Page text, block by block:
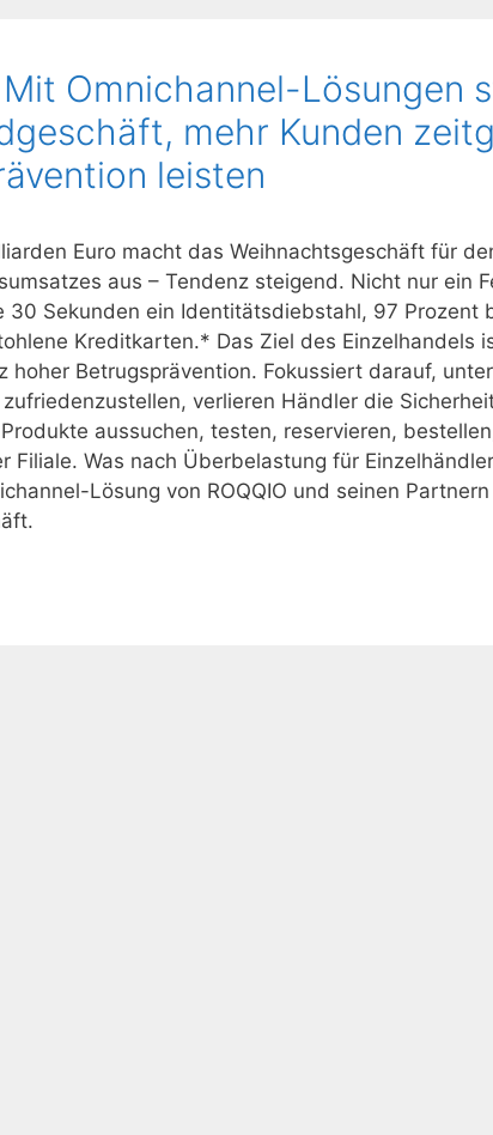
Mit Omnichannel-Lösungen
mehr Kunden
leisten
Euro macht das Weihnachtsgeschäft für
aus – Tendenz steigend. Nicht nur ein
30 Sekunden ein Identitätsdiebstahl, 97 Prozent
Kreditkarten.* Das Ziel des Einzelhandels
hoher Betrugsprävention. Fokussiert darauf,
verlieren Händler die
aussuchen, testen, reservieren,
Filiale. Was nach Überbelastung für
Lösung von ROQQIO und seinen